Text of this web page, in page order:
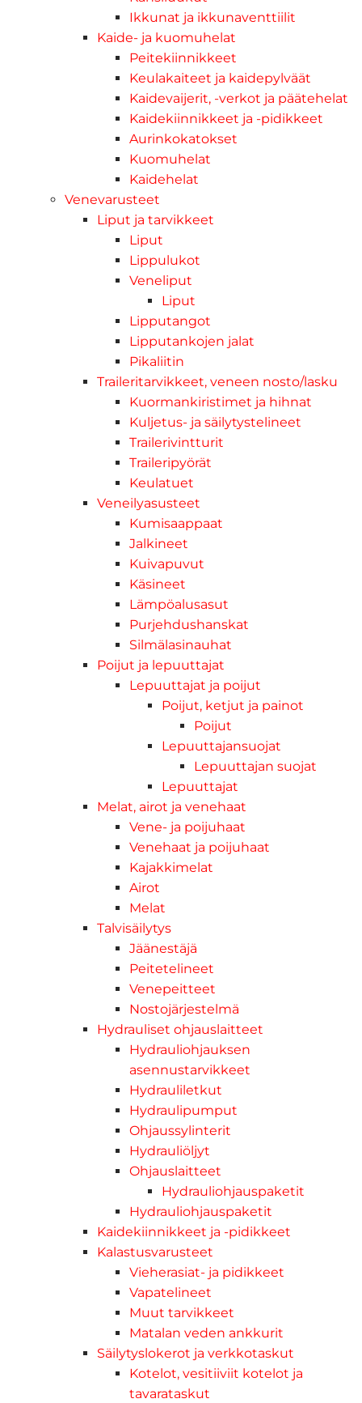
Ikkunat ja ikkunaventtiilit
Kaide- ja kuomuhelat
Peitekiinnikkeet
Keulakaiteet ja kaidepylväät
Kaidevaijerit, -verkot ja päätehelat
Kaidekiinnikkeet ja -pidikkeet
Aurinkokatokset
Kuomuhelat
Kaidehelat
Venevarusteet
Liput ja tarvikkeet
Liput
Lippulukot
Veneliput
Liput
Lipputangot
Lipputankojen jalat
Pikaliitin
Traileritarvikkeet, veneen nosto/lasku
Kuormankiristimet ja hihnat
Kuljetus- ja säilytystelineet
Trailerivintturit
Traileripyörät
Keulatuet
Veneilyasusteet
Kumisaappaat
Jalkineet
Kuivapuvut
Käsineet
Lämpöalusasut
Purjehdushanskat
Silmälasinauhat
Poijut ja lepuuttajat
Lepuuttajat ja poijut
Poijut, ketjut ja painot
Poijut
Lepuuttajansuojat
Lepuuttajan suojat
Lepuuttajat
Melat, airot ja venehaat
Vene- ja poijuhaat
Venehaat ja poijuhaat
Kajakkimelat
Airot
Melat
Talvisäilytys
Jäänestäjä
Peitetelineet
Venepeitteet
Nostojärjestelmä
Hydrauliset ohjauslaitteet
Hydrauliohjauksen
asennustarvikkeet
Hydrauliletkut
Hydraulipumput
Ohjaussylinterit
Hydrauliöljyt
Ohjauslaitteet
Hydrauliohjauspaketit
Hydrauliohjauspaketit
Kaidekiinnikkeet ja -pidikkeet
Kalastusvarusteet
Vieherasiat- ja pidikkeet
Vapatelineet
Muut tarvikkeet
Matalan veden ankkurit
Säilytyslokerot ja verkkotaskut
Kotelot, vesitiiviit kotelot ja
tavarataskut